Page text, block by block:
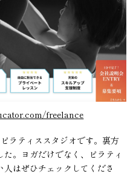
freelance
ラティススタジオです。裏方
。ヨガだけでなく、ピラティ
はぜひチェックしてくださ